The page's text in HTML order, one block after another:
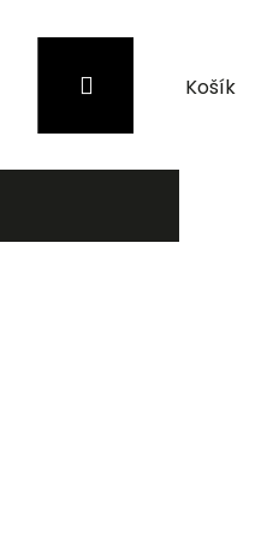
Záložní zdroje (UPS) a přepěťové
PřihlášeníNákupní
košík